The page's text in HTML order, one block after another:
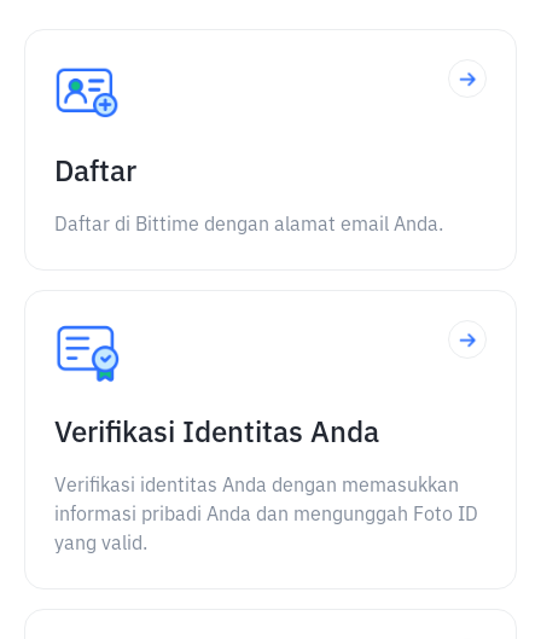
Daftar
Daftar di Bittime dengan alamat email Anda.
Verifikasi Identitas Anda
Verifikasi identitas Anda dengan memasukkan
informasi pribadi Anda dan mengunggah Foto ID
yang valid.